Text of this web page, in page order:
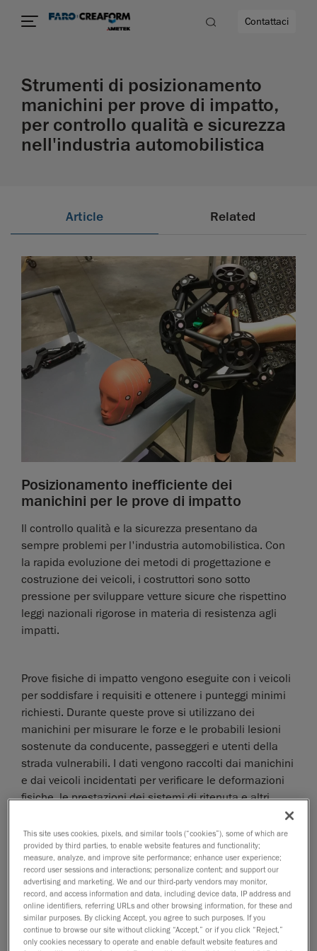
Contattaci
Strumenti di posizionamento
manichini per prove di impatto,
per controllo qualità e sicurezza
nell'industria automobilistica
Article Related
Posizionamento inefficiente dei
manichini per le prove di impatto
Il controllo qualità e la sicurezza presentano da
sempre problemi per l'industria automobilistica. Con
la rapida evoluzione dei metodi di progettazione e
costruzione dei veicoli, i costruttori sono sotto
pressione per sviluppare vetture sicure che rispettino
leggi nazionali rigorose in materia di resistenza agli
impatti.
Prove fisiche di impatto vengono eseguite con i veicoli
per soddisfare i requisiti e ottenere i punteggi minimi
richiesti. Durante queste prove si utilizzano dei
manichini per misurare le forze e le probabili lesioni
sostenute da conducente, passeggeri e utenti della
strada vulnerabili. I dati vengono raccolti dai manichini
e dai veicoli incidentati per verificare le deformazioni
fisiche, le prestazioni dei sistemi di ritenuta e altri
In passato, il posizionamento dei manichini per
acquisire dati di impatto accurati e affidabili era un
processo lungo e complesso. Si sono dovuti
aggiungere ai manichini molti punti di misurazione, ad
esempio, per consentire la raccolta di dati precisi.
Molto lavoro è richiesto per garantire i manichini di
simulazione vengano sistematicamente posizionati
This site uses cookies, pixels, and similar tools (“cookies”), some of which are
provided by third parties, to enable website features and functionality;
measure, analyze, and improve site performance; enhance user experience;
record user sessions and interactions; personalize content; and support our
advertising and marketing. We and our third-party vendors may monitor,
record, and access information and data, including device data, IP address and
online identifiers, referring URLs and other browsing information, for these and
similar purposes. By clicking Accept, you agree to such purposes. If you
continue to browse our site without clicking “Accept,” or if you click “Reject,”
only cookies necessary to operate and enable default website features and